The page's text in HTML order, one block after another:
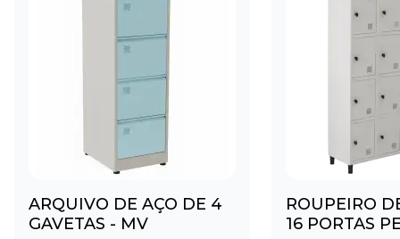
ARQUIVO DE AÇO DE 4
GAVETAS - MV
ROUPEIRO
16 PORTAS